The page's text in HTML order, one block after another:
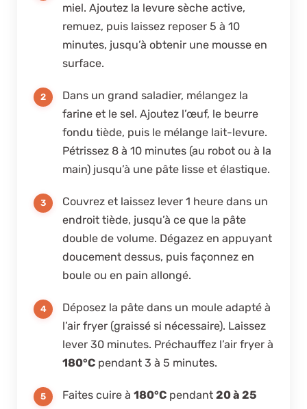
miel. Ajoutez la levure sèche active,
remuez, puis laissez reposer 5 à 10
minutes, jusqu’à obtenir une mousse en
surface.
Dans un grand saladier, mélangez la
farine et le sel. Ajoutez l’œuf, le beurre
fondu tiède, puis le mélange lait-levure.
Pétrissez 8 à 10 minutes (au robot ou à la
main) jusqu’à une pâte lisse et élastique.
Couvrez et laissez lever 1 heure dans un
endroit tiède, jusqu’à ce que la pâte
double de volume. Dégazez en appuyant
doucement dessus, puis façonnez en
boule ou en pain allongé.
Déposez la pâte dans un moule adapté à
l’air fryer (graissé si nécessaire). Laissez
lever 30 minutes. Préchauffez l’air fryer à
180°C pendant 3 à 5 minutes.
Faites cuire à 180°C pendant 20 à 25